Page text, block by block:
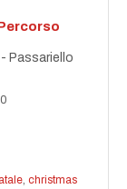
Passariello
, christmas